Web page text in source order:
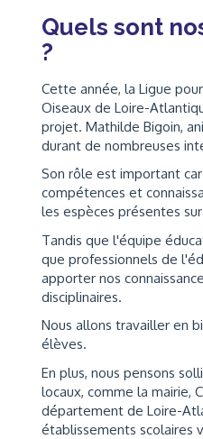
Quels sont
?
Cette année, la Ligue
Oiseaux de Loire-
projet. Mathilde Bigoin,
durant de nombreuses
Son rôle est important
compétences et
les espèces présentes
Tandis que l'équipe
que professionnels de
apporter nos
disciplinaires.
Nous allons travailler en
élèves.
En plus, nous pensons
locaux, comme la mairie,
département de Loire-
établissements scolaires